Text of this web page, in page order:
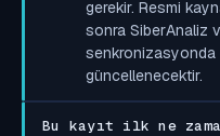
gerekir. Resmi
sonra SiberAnaliz
güncellenecektir.
Bu kayıt ilk ne